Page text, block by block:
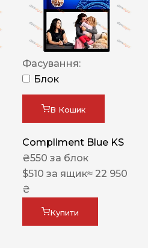
Фасування:
Блок
В Кошик
Compliment Blue KS
₴550 за блок
$510 за ящик≈ 22 950
₴
Купити